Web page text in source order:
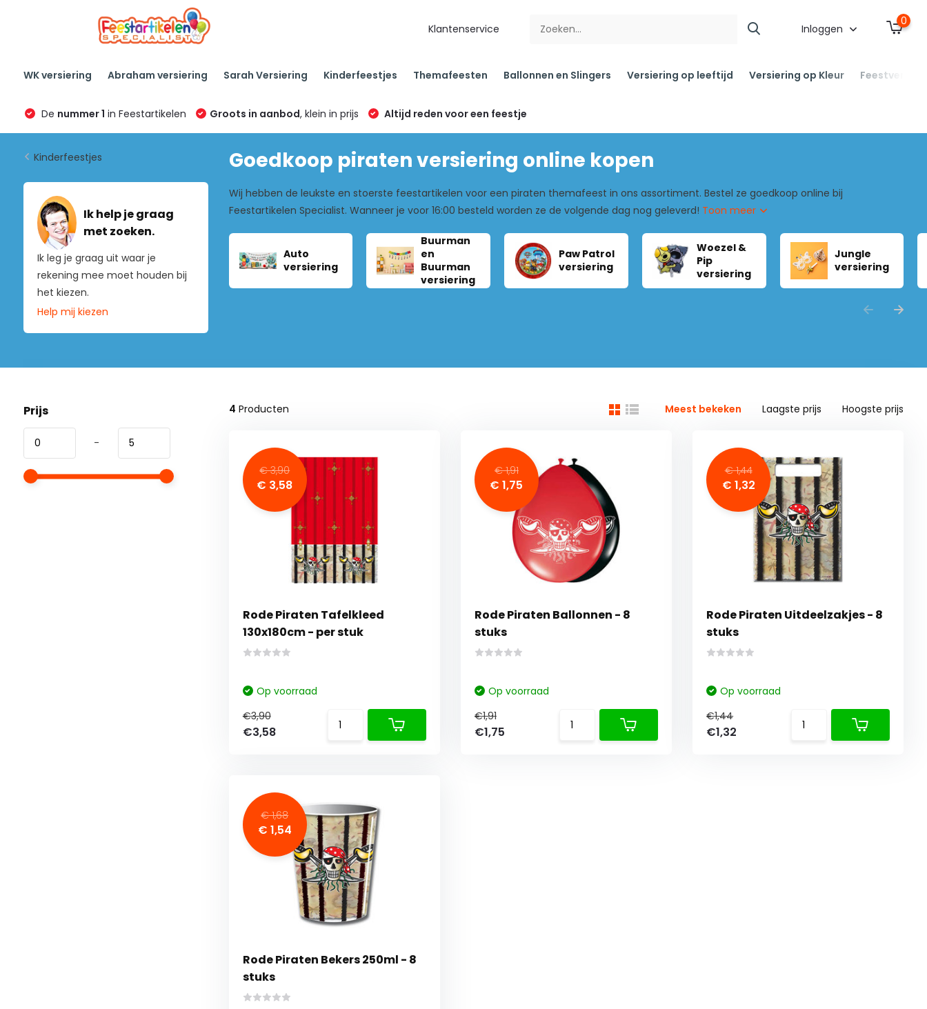
Klantenservice Inloggen
0
WK versiering Abraham versiering Sarah Versiering Kinderfeestjes Themafeesten Ballonnen en Slingers Versiering op leeftijd Versiering op Kleur
De nummer 1 in Feestartikelen Groots in aanbod, klein in prijs Altijd reden voor een feestje
Kinderfeestjes
Ik help je graag
met zoeken.
Ik leg je graag uit waar je
rekening mee moet houden bij
het kiezen.
Help mij kiezen
Goedkoop piraten versiering online kopen
Wij hebben de leukste en stoerste feestartikelen voor een piraten themafeest in ons assortiment. Bestel ze goedkoop online bij
Feestartikelen Specialist. Wanneer je voor 16:00 besteld worden ze de volgende dag nog geleverd! Toon meer
Auto
versiering
Buurman
en
Buurman
versiering
Paw Patrol
versiering
Woezel &
Pip
versiering
Jungle
versiering
Prijs
-
4 Producten Meest bekeken Laagste prijs Hoogste prijs
€ 3,90
€ 3,58
Rode Piraten Tafelkleed
130x180cm - per stuk
Op voorraad
€3,90
€3,58
€ 1,91
€ 1,75
Rode Piraten Ballonnen - 8
stuks
Op voorraad
€1,91
€1,75
€ 1,44
€ 1,32
Rode Piraten Uitdeelzakjes - 8
stuks
Op voorraad
€1,44
€1,32
€ 1,68
€ 1,54
Rode Piraten Bekers 250ml - 8
stuks